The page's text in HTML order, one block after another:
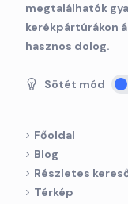
megtalálhatók
kerékpártúrákon
hasznos dolog.
Sötét mód
Főoldal
Blog
Részletes
Térkép